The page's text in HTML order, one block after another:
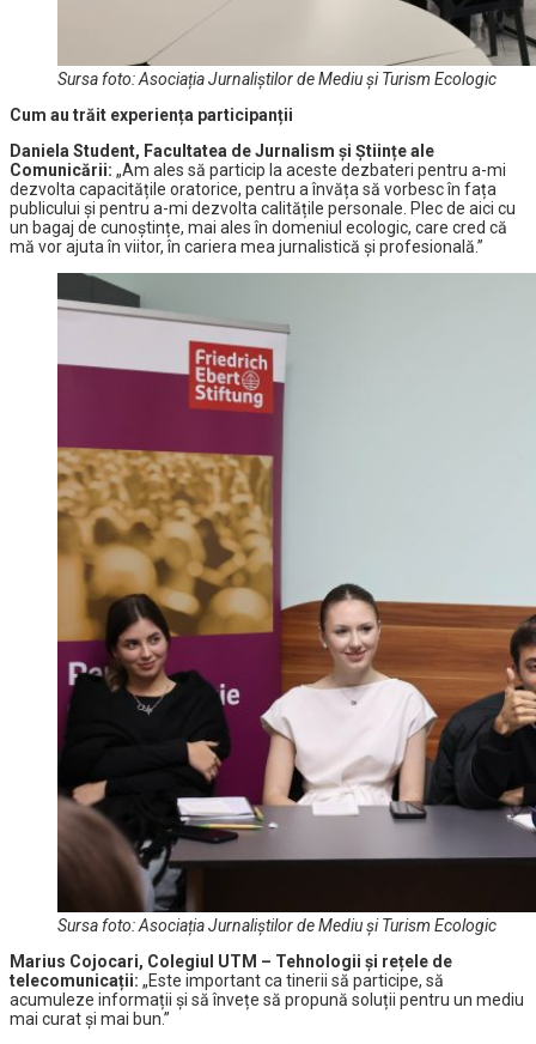
Sursa foto: Asociația Jurnaliștilor de Mediu și Turism Ecologic
Cum au trăit experiența participanții
Daniela Student, Facultatea de Jurnalism și Științe ale
Comunicării: „Am ales să particip la aceste dezbateri pentru a-mi
dezvolta capacitățile oratorice, pentru a învăța să vorbesc în fața
publicului și pentru a-mi dezvolta calitățile personale. Plec de aici cu
un bagaj de cunoștințe, mai ales în domeniul ecologic, care cred că
mă vor ajuta în viitor, în cariera mea jurnalistică și profesională.”
Sursa foto: Asociația Jurnaliștilor de Mediu și Turism Ecologic
Marius Cojocari, Colegiul UTM – Tehnologii și rețele de
telecomunicații: „Este important ca tinerii să participe, să
acumuleze informații și să învețe să propună soluții pentru un mediu
mai curat și mai bun.”